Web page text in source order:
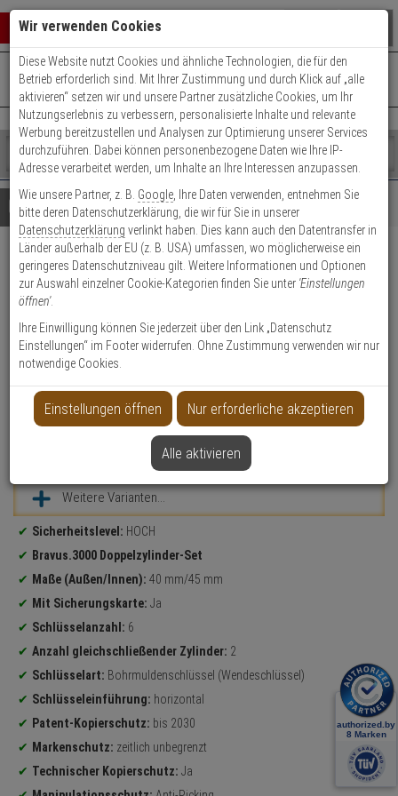
Warenkorb schließen
0 ARTIKEL IM WARENKORB
Ihr Warenkorb ist momentan leer.
Ergebnisse ()
Fertig
Shop
durchsuchen
Bitte
geben
Sie
mindestens
Zeichen
ein,
um
Suche
Es
wurde
noch
Kategorien
Suche
gestartet
+49 (0)821 899 493-0Mo. - Do.: 8:00 - 16:30 | Fr.: 8:00 - 14:00 Uhr
Kontaktservice nutzen
Details Beratung
2er Abus Bravus 3000
Doppelzylinder 40/45 6 Schl.
Produktmerkmale
Zylinder messen
Weitere Varianten...
Produktinformationen
Sicherheitslevel: HOCH
Bravus.3000 Doppelzylinder-Set
Maße (Außen/Innen): 40 mm/45 mm
Mit Sicherungskarte: Ja
Schlüsselanzahl: 6
Anzahl gleichschließender Zylinder: 2
Schlüsselart: Bohrmuldenschlüssel (Wendeschlüssel)
Schlüsseleinführung: horizontal
Patent-Kopierschutz: bis 2030
Markenschutz: zeitlich unbegrenzt
Technischer Kopierschutz: Ja
Wir verwenden Cookies
Diese Website nutzt Cookies und ähnliche Technologien, die für den
Betrieb erforderlich sind. Mit Ihrer Zustimmung und durch Klick auf „alle
aktivieren“ setzen wir und unsere Partner zusätzliche Cookies, um Ihr
Nutzungserlebnis zu verbessern, personalisierte Inhalte und relevante
Werbung bereitzustellen und Analysen zur Optimierung unserer Services
durchzuführen. Dabei können personenbezogene Daten wie Ihre IP-
Adresse verarbeitet werden, um Inhalte an Ihre Interessen anzupassen.
Wie unsere Partner, z. B. Google , Ihre Daten verwenden, entnehmen Sie
bitte deren Datenschutzerklärung, die wir für Sie in unserer
Datenschutzerklärung verlinkt haben. Dies kann auch den Datentransfer in
Länder außerhalb der EU (z. B. USA) umfassen, wo möglicherweise ein
geringeres Datenschutzniveau gilt. Weitere Informationen und Optionen
zur Auswahl einzelner Cookie-Kategorien finden Sie unter 'Einstellungen
öffnen'.
Ihre Einwilligung können Sie jederzeit über den Link „Datenschutz
Einstellungen“ im Footer widerrufen. Ohne Zustimmung verwenden wir nur
notwendige Cookies.
Einstellungen öffnen Nur erforderliche akzeptieren
Alle aktivieren